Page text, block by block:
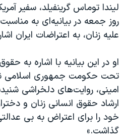
آرشیو پخش زنده
مجموعه مستندهای دادخواهی
تریبونال مردمی آبان ۹۸
چهل سال گروگان‌گیری
قانون شفافیت دارائی کادر رهبری
اعتراضات مردمی آبان ۹۸
اسرائیل در جنگ
لیندا توماس گرینفیلد، سفیر
روز جمعه در بیانیه‌ای به
علیه زنان، به اعتراضات ایران
او در این بیانیه با اشاره به
تحت حکومت جمهوری اسلامی
امینی، روایت‌های دلخراشی
ارشاد حقوق انسانی زنان و
خود را برای اعتراض به بی
گذاشت.»